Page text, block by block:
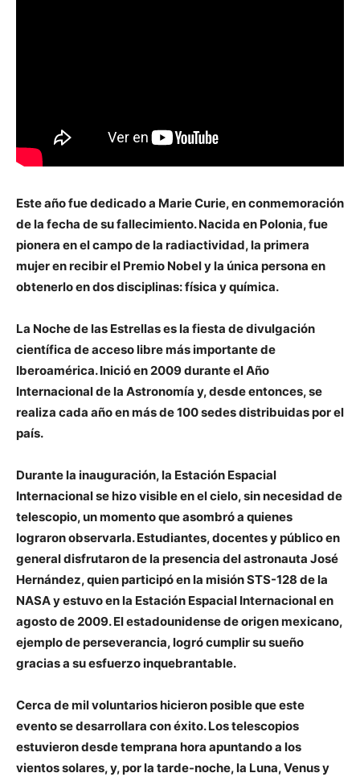
Este año fue dedicado a Marie Curie, en conmemoración
de la fecha de su fallecimiento. Nacida en Polonia, fue
pionera en el campo de la radiactividad, la primera
mujer en recibir el Premio Nobel y la única persona en
obtenerlo en dos disciplinas: física y química.
La Noche de las Estrellas es la fiesta de divulgación
científica de acceso libre más importante de
Iberoamérica. Inició en 2009 durante el Año
Internacional de la Astronomía y, desde entonces, se
realiza cada año en más de 100 sedes distribuidas por el
país.
Durante la inauguración, la Estación Espacial
Internacional se hizo visible en el cielo, sin necesidad de
telescopio, un momento que asombró a quienes
lograron observarla. Estudiantes, docentes y público en
general disfrutaron de la presencia del astronauta José
Hernández, quien participó en la misión STS-128 de la
NASA y estuvo en la Estación Espacial Internacional en
agosto de 2009. El estadounidense de origen mexicano,
ejemplo de perseverancia, logró cumplir su sueño
gracias a su esfuerzo inquebrantable.
Cerca de mil voluntarios hicieron posible que este
evento se desarrollara con éxito. Los telescopios
estuvieron desde temprana hora apuntando a los
vientos solares, y, por la tarde-noche, la Luna, Venus y